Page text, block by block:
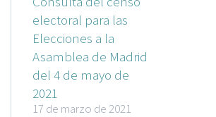
electoral para las
Elecciones a la
Asamblea de Madrid
del 4 de mayo de
2021
17 de marzo de 2021